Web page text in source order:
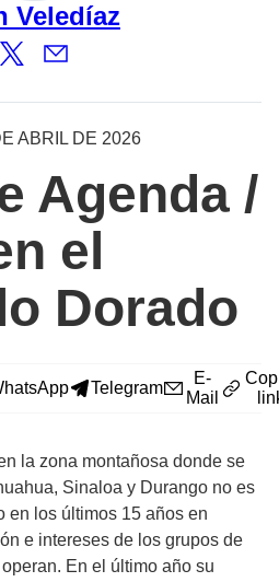
Veledíaz
ABRIL DE 2026
Agenda /
el
Dorado
Telegram
E-
Mail
la zona montañosa donde se
Sinaloa y Durango no es
en los últimos 15 años en
e intereses de los grupos de
En el último año su